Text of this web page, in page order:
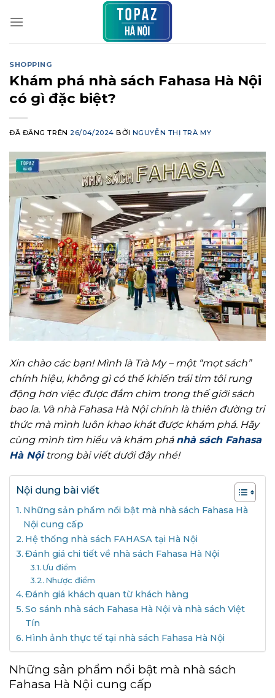
đến
SHOPPING
Khám phá nhà sách Fahasa Hà Nội
có gì đặc biệt?
ĐÃ ĐĂNG TRÊN26/04/2024 BỞI NGUYỄN THỊ TRÀ MY
Xin chào các bạn! Mình là Trà My – một “mọt sách”
chính hiệu, không gì có thể khiến trái tim tôi rung
động hơn việc được đắm chìm trong thế giới sách
bao la. Và nhà Fahasa Hà Nội chính là thiên đường tri
thức mà mình luôn khao khát được khám phá. Hãy
cùng mình tìm hiểu và khám phá nhà sách Fahasa
Hà Nộitrong bài viết dưới đây nhé!
Nội dung bài viết
Những sản phẩm nổi bật mà nhà sách Fahasa Hà
Nội cung cấp
Hệ thống nhà sách FAHASA tại Hà Nội
Đánh giá chi tiết về nhà sách Fahasa Hà Nội
Ưu điểm
Nhược điểm
Đánh giá khách quan từ khách hàng
So sánh nhà sách Fahasa Hà Nội và nhà sách Việt
Tín
Hình ảnh thực tế tại nhà sách Fahasa Hà Nội
Những sản phẩm nổi bật mà nhà sách
Fahasa Hà Nội cung cấp